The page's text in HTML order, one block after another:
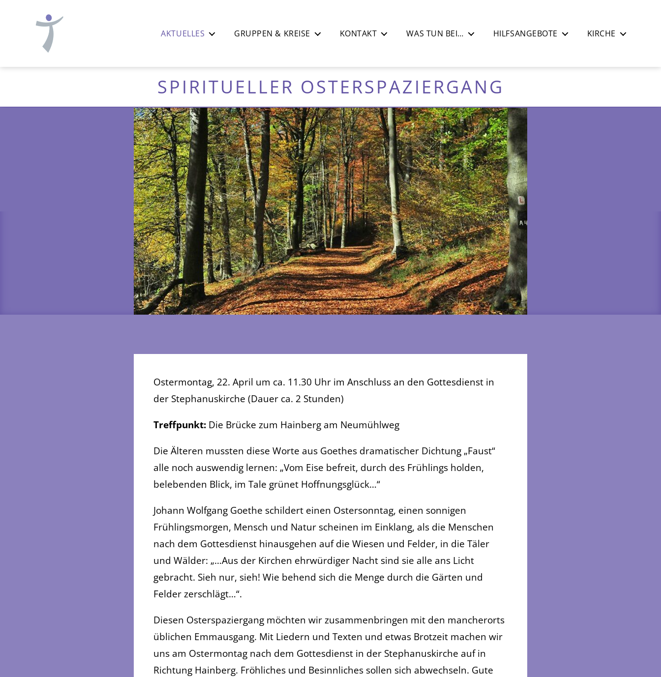
luth.
AKTUELLES GRUPPEN & KREISE KONTAKT WAS TUN BEI… HILFSANGEBOTE KIRCHE
SPIRITUELLER OSTERSPAZIERGANG
Ostermontag, 22. April um ca. 11.30 Uhr im Anschluss an den Gottesdienst in
der Stephanuskirche (Dauer ca. 2 Stunden)
Treffpunkt: Die Brücke zum Hainberg am Neumühlweg
Die Älteren mussten diese Worte aus Goethes dramatischer Dichtung „Faust“
alle noch auswendig lernen: „Vom Eise befreit, durch des Frühlings holden,
belebenden Blick, im Tale grünet Hoffnungsglück…“
Johann Wolfgang Goethe schildert einen Ostersonntag, einen sonnigen
Frühlingsmorgen, Mensch und Natur scheinen im Einklang, als die Menschen
nach dem Gottesdienst hinausgehen auf die Wiesen und Felder, in die Täler
und Wälder: „…Aus der Kirchen ehrwürdiger Nacht sind sie alle ans Licht
gebracht. Sieh nur, sieh! Wie behend sich die Menge durch die Gärten und
Felder zerschlägt…“.
Diesen Osterspaziergang möchten wir zusammenbringen mit den mancherorts
üblichen Emmausgang. Mit Liedern und Texten und etwas Brotzeit machen wir
uns am Ostermontag nach dem Gottesdienst in der Stephanuskirche auf in
Richtung Hainberg. Fröhliches und Besinnliches sollen sich abwechseln. Gute